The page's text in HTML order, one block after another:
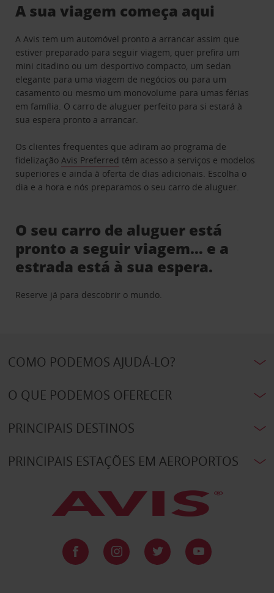
A sua viagem começa aqui
A Avis tem um automóvel pronto a arrancar assim que
estiver preparado para seguir viagem, quer prefira um
mini citadino ou um desportivo compacto, um sedan
elegante para uma viagem de negócios ou para um
casamento ou mesmo um monovolume para umas férias
em família. O carro de aluguer perfeito para si estará à
sua espera pronto a arrancar.
Os clientes frequentes que adiram ao programa de
fidelizaçãoAvis Preferred têm acesso a serviços e modelos
superiores e ainda à oferta de dias adicionais. Escolha o
dia e a hora e nós preparamos o seu carro de aluguer.
O seu carro de aluguer está
pronto a seguir viagem… e a
estrada está à sua espera.
Reserve já para descobrir o mundo.
COMO PODEMOS AJUDÁ-LO?
O QUE PODEMOS OFERECER
PRINCIPAIS DESTINOS
PRINCIPAIS ESTAÇÕES EM AEROPORTOS